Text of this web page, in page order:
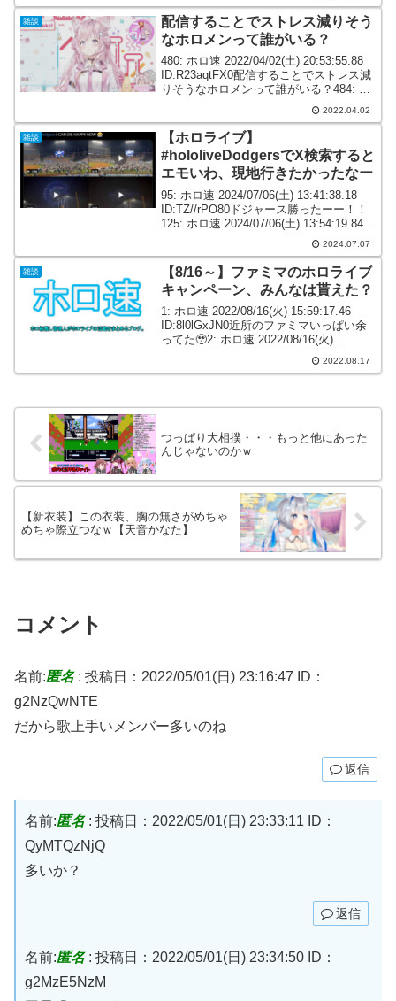
雑談
配信することでストレス減りそう
なホロメンって誰がいる？
480: ホロ速 2022/04/02(土) 20:53:55.88
ID:R23aqtFX0配信することでストレス減
りそうなホロメンって誰がいる？484: ホ
ロ速 2022/04/02(土) 20:54:21.922022.04.02
雑談
【ホロライブ】
#hololiveDodgersでX検索すると
エモいわ、現地行きたかったなー
95: ホロ速 2024/07/06(土) 13:41:38.18
ID:TZ//rPO80ドジャース勝ったーー！！
125: ホロ速 2024/07/06(土) 13:54:19.84
ID:ndMC4LN2dインストだったけどビビ
2024.07.07
雑談
【8/16～】ファミマのホロライブ
キャンペーン、みんなは貰えた？
1: ホロ速 2022/08/16(火) 15:59:17.46
ID:8l0lGxJN0近所のファミマいっぱい余
ってた🥹2: ホロ速 2022/08/16(火)
16:00:20.16 ID:8l0lGxJN05: ホロ速2022.08.17
つっぱり大相撲・・・もっと他にあった
んじゃないのかｗ
【新衣装】この衣装、胸の無さがめちゃ
めちゃ際立つなｗ【天音かなた】
コメント
名前:匿名: 投稿日：2022/05/01(日) 23:16:47
ID：
g2NzQwNTE
だから歌上手いメンバー多いのね
返信
名前:匿名: 投稿日：2022/05/01(日) 23:33:11
ID：
QyMTQzNjQ
多いか？
返信
名前:匿名: 投稿日：2022/05/01(日) 23:34:50
ID：
g2MzE5NzM